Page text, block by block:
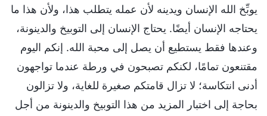
يوبِّخ الله الإنسان ويدينه لأن عمله يتطلب هذا، ولأن هذا ما
يحتاجه الإنسان أيضًا. يحتاج الإنسان إلى التوبيخ والدينونة،
وعندها فقط يستطيع أن يصل إلى محبة الله. إنكم اليوم
مقتنعون تمامًا، لكنكم تصبحون في ورطة عندما تواجهون
أدنى انتكاسة؛ لا تزال قامتكم صغيرة للغاية، ولا تزالون
بحاجة إلى اختبار المزيد من هذا التوبيخ والدينونة من أجل